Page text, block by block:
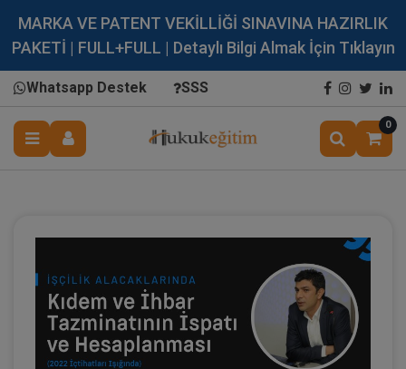
MARKA VE PATENT VEKİLLİĞİ SINAVINA HAZIRLIK
PAKETİ | FULL+FULL | Detaylı Bilgi Almak İçin Tıklayın
Whatsapp Destek SSS
0